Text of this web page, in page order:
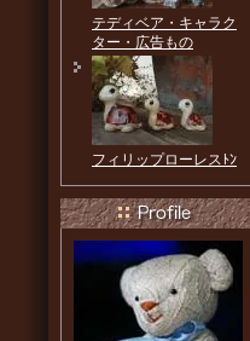
テディベア・キャラク
ター・広告もの
フィリップローレスﾄﾝ